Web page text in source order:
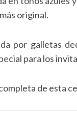
original.
por galletas
para los
de esta